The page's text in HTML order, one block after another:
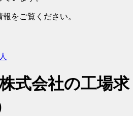
をご覧ください。
式会社の工場求